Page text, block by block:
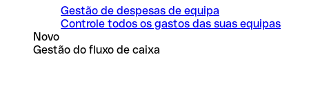
Gestão de despesas de equipa
Controle todos os gastos das suas equipas
Novo
Gestão do fluxo de caixa